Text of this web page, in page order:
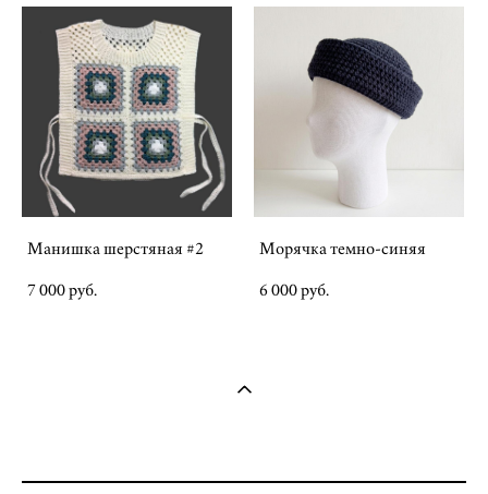
Манишка шерстяная #2
7 000 pуб.
Морячка темно-синяя
6 000 pуб.